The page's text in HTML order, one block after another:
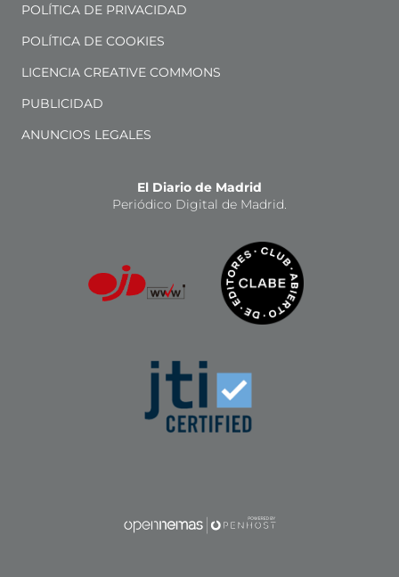
POLÍTICA DE PRIVACIDAD
POLÍTICA DE COOKIES
LICENCIA CREATIVE COMMONS
PUBLICIDAD
ANUNCIOS LEGALES
El Diario de Madrid
Periódico Digital de Madrid.